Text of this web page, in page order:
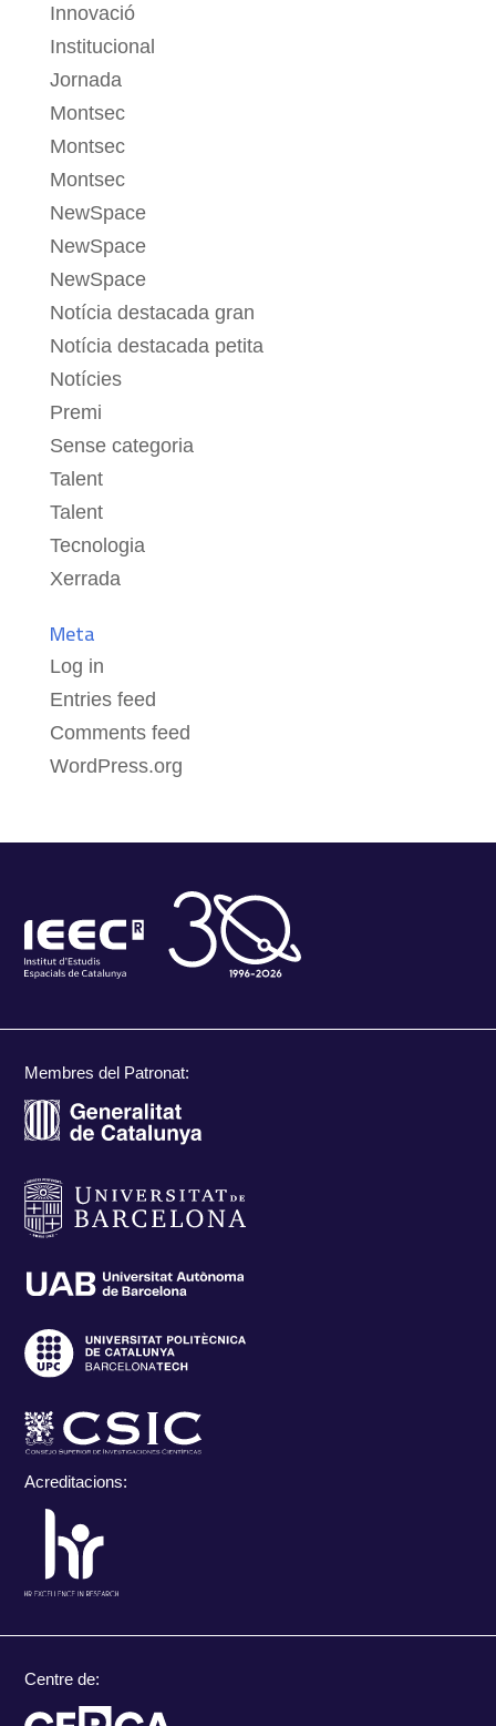
Innovació
Institucional
Jornada
Montsec
Montsec
Montsec
NewSpace
NewSpace
NewSpace
Notícia destacada gran
Notícia destacada petita
Notícies
Premi
Sense categoria
Talent
Talent
Tecnologia
Xerrada
Meta
Log in
Entries feed
Comments feed
WordPress.org
Membres del Patronat:
Acreditacions:
Centre de: